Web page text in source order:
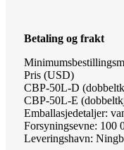
Betaling og frakt
Pris (USD)
CBP-50L-D
CBP-50L-E
Emballasjedetaljer:
Forsyningsevne: 100
Leveringshavn: